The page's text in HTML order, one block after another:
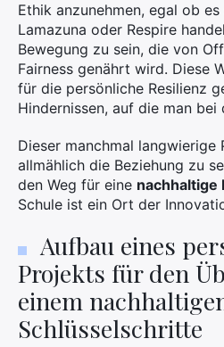
Ethik anzunehmen, egal ob
Lamazuna oder Respire
Bewegung zu sein, die von
Fairness genährt wird. Diese
für die persönliche Resilienz
Hindernissen, auf die man
Dieser manchmal langwierige
allmählich die Beziehung zu
den Weg für eine nachhaltige
Schule ist ein Ort der
Aufbau eines
Projekts für den
einem
Schlüsselschritte